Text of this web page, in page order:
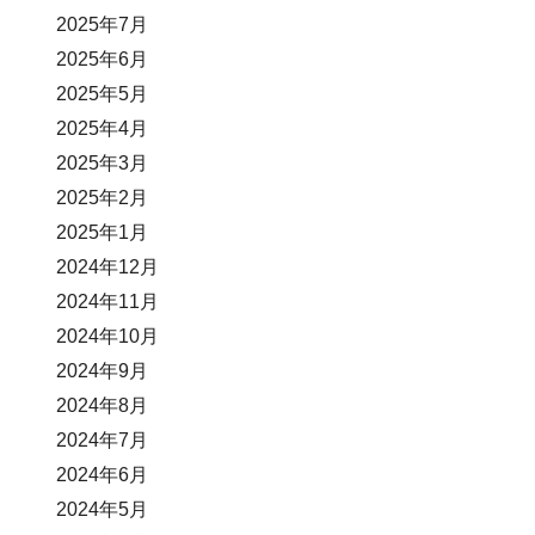
2025年7月
2025年6月
2025年5月
2025年4月
2025年3月
2025年2月
2025年1月
2024年12月
2024年11月
2024年10月
2024年9月
2024年8月
2024年7月
2024年6月
2024年5月